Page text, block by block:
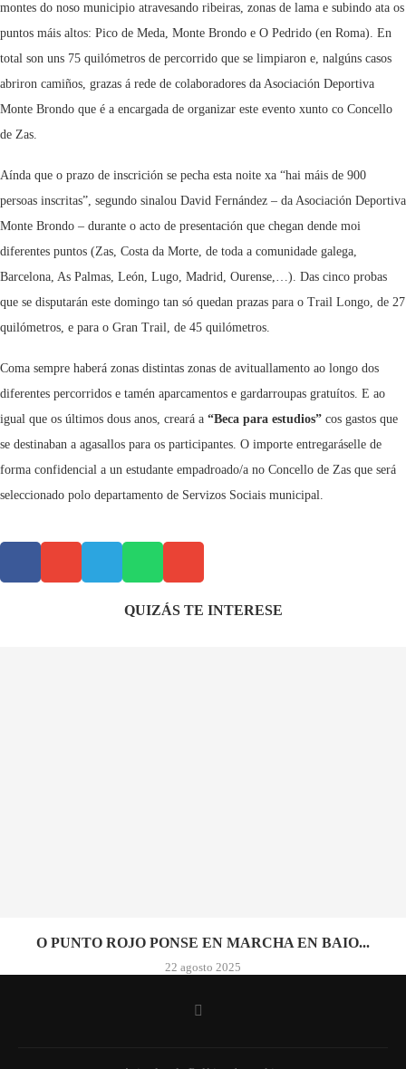
montes do noso municipio atravesando ribeiras, zonas de lama e subindo ata os
puntos máis altos: Pico de Meda, Monte Brondo e O Pedrido (en Roma). En
total son uns 75 quilómetros de percorrido que se limpiaron e, nalgúns casos
abriron camiños, grazas á rede de colaboradores da Asociación Deportiva
Monte Brondo que é a encargada de organizar este evento xunto co Concello
de Zas.
Aínda que o prazo de inscrición se pecha esta noite xa “hai máis de 900
persoas inscritas”, segundo sinalou David Fernández – da Asociación Deportiva
Monte Brondo – durante o acto de presentación que chegan dende moi
diferentes puntos (Zas, Costa da Morte, de toda a comunidade galega,
Barcelona, As Palmas, León, Lugo, Madrid, Ourense,…). Das cinco probas
que se disputarán este domingo tan só quedan prazas para o Trail Longo, de 27
quilómetros, e para o Gran Trail, de 45 quilómetros.
Coma sempre haberá zonas distintas zonas de avituallamento ao longo dos
diferentes percorridos e tamén aparcamentos e gardarroupas gratuítos. E ao
igual que os últimos dous anos, creará a “Beca para estudios” cos gastos que
se destinaban a agasallos para os participantes. O importe entregaráselle de
forma confidencial a un estudante empadroado/a no Concello de Zas que será
seleccionado polo departamento de Servizos Sociais municipal.
QUIZÁS TE INTERESE
O PUNTO ROJO PONSE EN MARCHA EN BAIO...
22 agosto 2025